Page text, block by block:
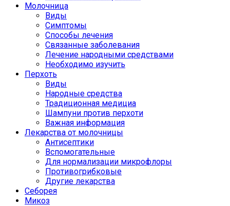
Молочница
Виды
Симптомы
Способы лечения
Связанные заболевания
Лечение народными средствами
Необходимо изучить
Перхоть
Виды
Народные средства
Традиционная медициа
Шампуни против перхоти
Важная информация
Лекарства от молочницы
Антисептики
Вспомогательные
Для нормализации микрофлоры
Противогрибковые
Другие лекарства
Себорея
Микоз